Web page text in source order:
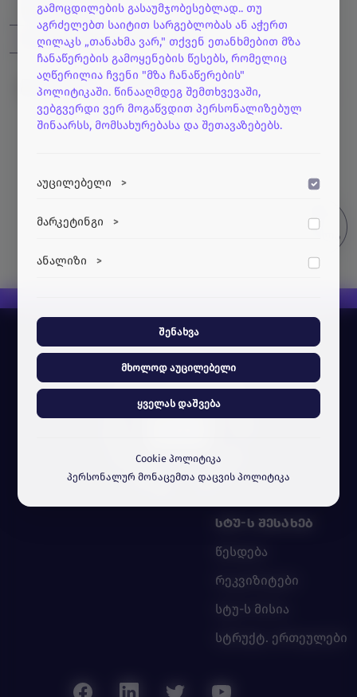
ინსტიტუტი
მეცნიერ თანამშრომელი
გენრი მშველიძე
CV
ᲡᲢᲣ-Ს ᲨᲔᲡᲐᲮᲔᲑ
წესდება
რეკვიზიტები
სტუ-ს მისია
სტრუქტ. ერთეულები
გამოცდილების გასაუმჯობესებლად.. თუ
აგრძელებთ საიტით სარგებლობას ან აჭერთ
ღილაკს „თანახმა ვარ," თქვენ ეთანხმებით მზა
ჩანაწერების გამოყენების წესებს, რომელიც
აღწერილია ჩვენი "მზა ჩანაწერების"
პოლიტიკაში. წინააღმდეგ შემთხვევაში,
ვებგვერდი ვერ მოგაწვდით პერსონალიზებულ
შინაარსს, მომსახურებასა და შეთავაზებებს.
აუცილებელი >
ვებსაიტის გამართული ფუნქციონირებისთვის
აუცილებელი ქუქი-ფაილები.
მარკეტინგი >
მარკეტინგული ქუქი-ფაილები გვეხმარება
პერსონალიზებული კონტენტისა და
ანალიზი >
ვიზიტორები ჩვენს ვებსაიტთან.
შენახვა
მხოლოდ აუცილებელი
ყველას დაშვება
Cookie პოლიტიკა
პერსონალურ მონაცემთა დაცვის პოლიტიკა